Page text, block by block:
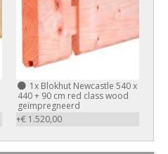
1xBlokhut Newcastle 540 x
440 + 90 cm red class wood
geïmpregneerd
+€ 1.520,00